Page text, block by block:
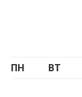
ПН ВТ